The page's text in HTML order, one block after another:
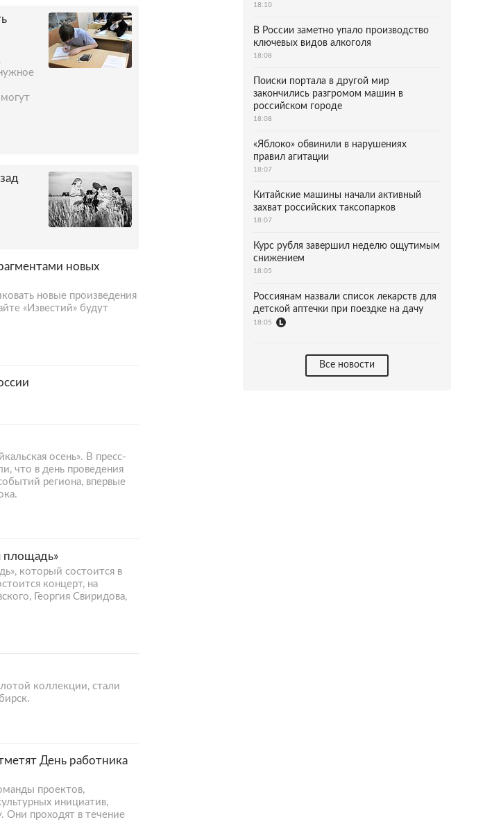
новых
новые произведения
«Известий» будут
осень». В пресс-
что в день проведения
региона, впервые
площадь»
который состоится в
концерт, на
Георгия Свиридова,
коллекции, стали
День работника
проектов,
инициатив,
Они проходят в течение
18:10
В России заметно упало производство
ключевых видов алкоголя
18:08
Поиски портала в другой мир
закончились разгромом машин в
российском городе
18:08
«Яблоко» обвинили в нарушениях
правил агитации
18:07
Китайские машины начали активный
захват российских таксопарков
18:07
Курс рубля завершил неделю ощутимым
снижением
18:05
Россиянам назвали список лекарств для
детской аптечки при поездке на дачу
18:05
Все новости